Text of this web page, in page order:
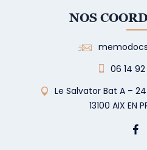
NOS
06 14
Le Salvator Bat A –
13100 AIX EN